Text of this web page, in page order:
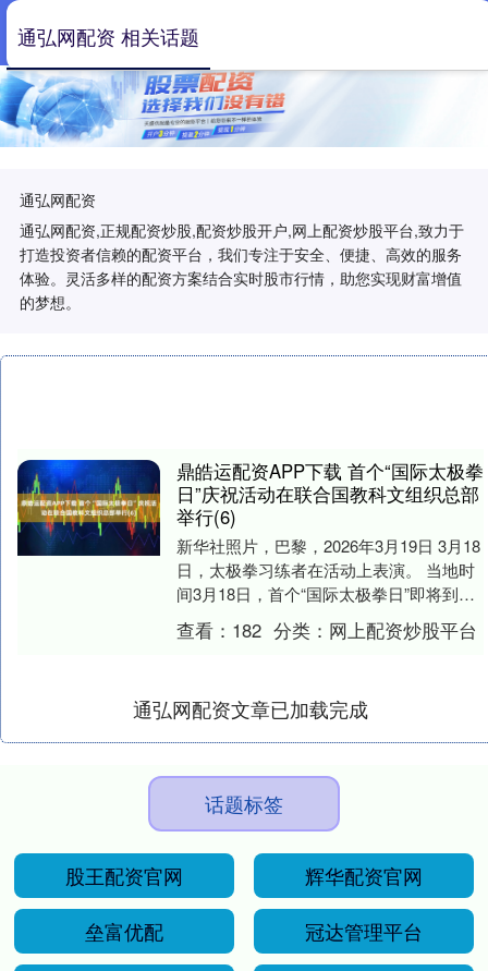
通弘网配资
通弘网配资,正规配资炒股,配资炒股开户,网上配资炒股平台,致力于
打造投资者信赖的配资平台，我们专注于安全、便捷、高效的服务
体验。灵活多样的配资方案结合实时股市行情，助您实现财富增值
的梦想。
通弘网配资 相关话题
鼎皓运配资APP下载 首个“国际太极拳
日”庆祝活动在联合国教科文组织总部
举行(6)
新华社照片，巴黎，2026年3月19日 3月18
日，太极拳习练者在活动上表演。 当地时
间3月18日，首个“国际太极拳日”即将到来
之际，以“健康生活，太极同行”为....
查看： 182 分类： 网上配资炒股平台
通弘网配资文章已加载完成
话题标签
股王配资官网
辉华配资官网
垒富优配
冠达管理平台